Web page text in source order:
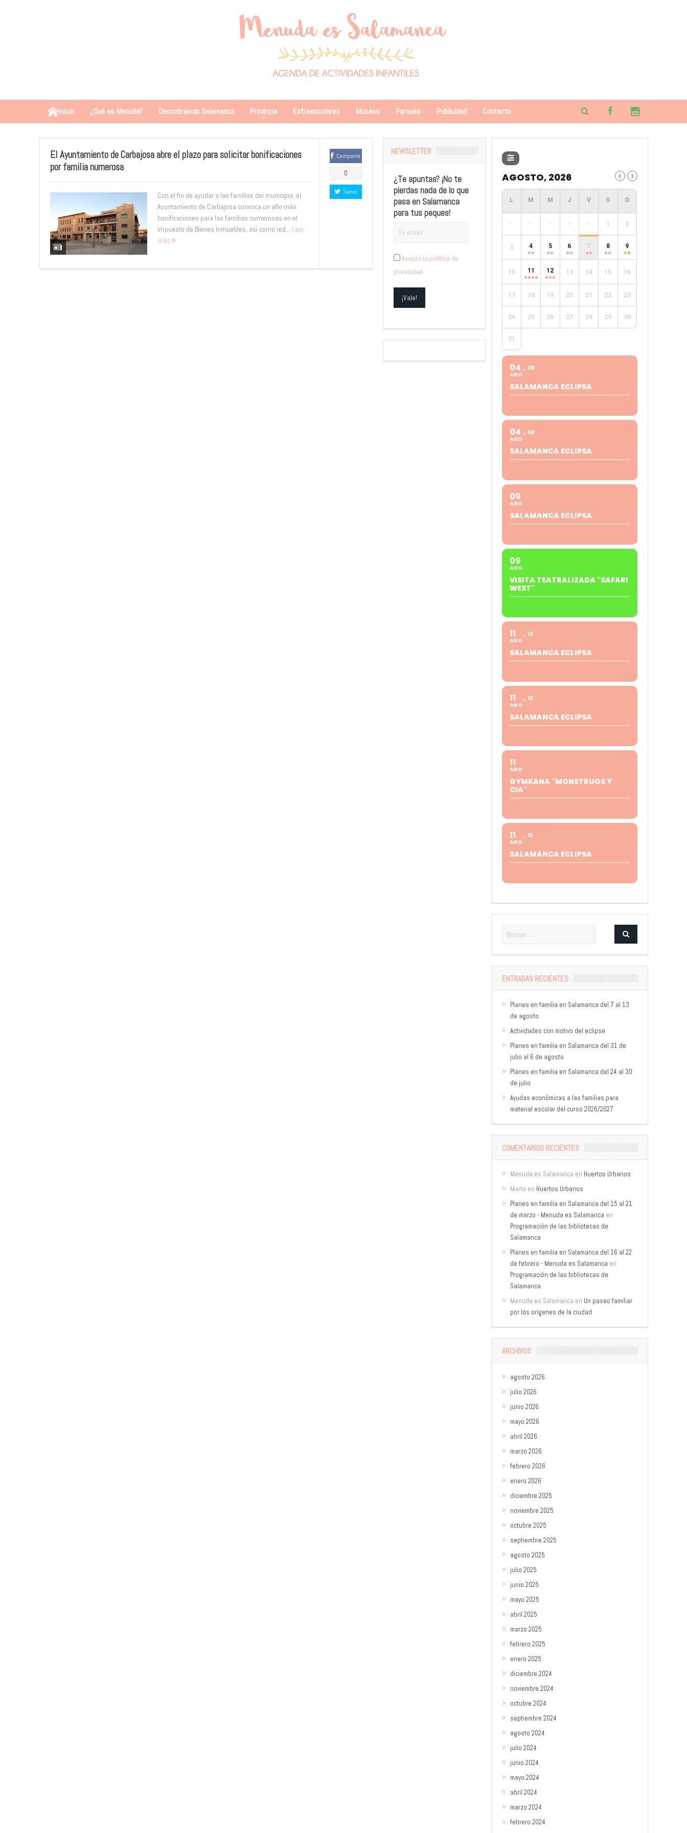
Inicio ¿Qué es Menuda? Descubriendo Salamanca Provincia Extraescolares Museos Parques Publicidad Contacto
El Ayuntamiento de Carbajosa abre el plazo para solicitar bonificaciones
por familia numerosa
Con el fin de ayudar a las familias del municipio, el
Ayuntamiento de Carbajosa convoca un año más
bonificaciones para las familias numerosas en el
Impuesto de Bienes Inmuebles, así como red... Leer
más
Comparte
0
Tweet
NEWSLETTER
¿Te apuntas? ¡No te
pierdas nada de lo que
pasa en Salamanca
para tus peques!
Acepto la política de
privacidad
AGOSTO, 2026
- - - - - 1 2
3 4 5 6 7 8 9
10 11 12 13 14 15 16
17 18 19 20 21 22 23
24 25 26 27 28 29 30
31
04
AGO
08
SALAMANCA ECLIPSA
04
AGO
08
SALAMANCA ECLIPSA
09
AGO
SALAMANCA ECLIPSA
09
AGO
VISITA TEATRALIZADA "SAFARI
WEST"
11
AGO
12
SALAMANCA ECLIPSA
11
AGO
12
SALAMANCA ECLIPSA
11
AGO
GYMKANA "MONSTRUOS Y
CIA"
11
AGO
12
SALAMANCA ECLIPSA
ENTRADAS RECIENTES
Planes en familia en Salamanca del 7 al 13
de agosto
Actividades con motivo del eclipse
Planes en familia en Salamanca del 31 de
julio al 6 de agosto
Planes en familia en Salamanca del 24 al 30
de julio
Ayudas económicas a las familias para
material escolar del curso 2026/2027
COMENTARIOS RECIENTES
Menuda es Salamanca en Huertos Urbanos
Marta en Huertos Urbanos
Planes en familia en Salamanca del 15 al 21
de marzo - Menuda es Salamanca en
Programación de las bibliotecas de
Salamanca
Planes en familia en Salamanca del 16 al 22
de febrero - Menuda es Salamanca en
Programación de las bibliotecas de
Salamanca
Menuda es Salamanca en Un paseo familiar
por los orígenes de la ciudad
ARCHIVOS
agosto 2026
julio 2026
junio 2026
mayo 2026
abril 2026
marzo 2026
febrero 2026
enero 2026
diciembre 2025
noviembre 2025
octubre 2025
septiembre 2025
agosto 2025
julio 2025
junio 2025
mayo 2025
abril 2025
marzo 2025
febrero 2025
enero 2025
diciembre 2024
noviembre 2024
octubre 2024
septiembre 2024
agosto 2024
julio 2024
junio 2024
mayo 2024
abril 2024
marzo 2024
febrero 2024